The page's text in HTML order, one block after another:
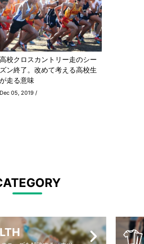
高校クロスカントリー走のシー
ズン終了。改めて考える高校生
が走る意味
Dec 05, 2019 /